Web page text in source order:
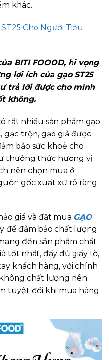
khác.
Cho Người Tiểu
BITI FOOOD, hi vọng
lợi ích của gạo ST25
trả lời được cho mình
không.
rất nhiều sản phẩm gạo
gạo trộn, gạo giả được
bảo sức khoẻ cho
thưởng thức hương vị
nên chọn mua ở
gốc xuất xứ rõ ràng
giá và đặt mua GẠO
để đảm bảo chất lượng.
đến sản phẩm chất
tốt nhất, đầy đủ giấy tờ,
khách hàng, với chính
không chất lượng nên
tuyệt đối khi mua hàng